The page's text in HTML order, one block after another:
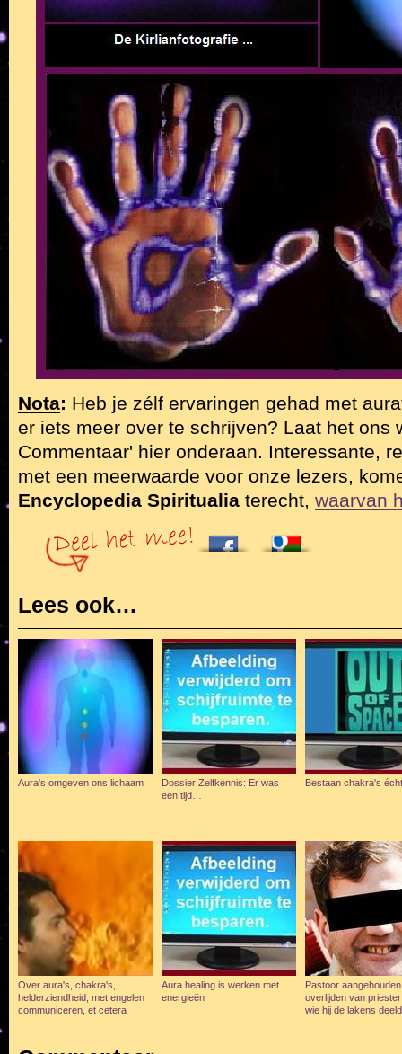
Nota: Heb je zélf ervaringen gehad met
er iets meer over te schrijven? Laat het ons
Commentaar' hier onderaan. Interessante,
met een meerwaarde voor onze lezers,
Encyclopedia Spiritualia terecht, waarvan
Lees ook…
Aura's omgeven ons lichaam
Dossier Zelfkennis: Er was
een tijd…
Bestaan chakra's
Over aura's, chakra's,
helderziendheid, met engelen
communiceren, et cetera
Aura healing is werken met
energieën
Pastoor
overlijden van
wie hij de lakens